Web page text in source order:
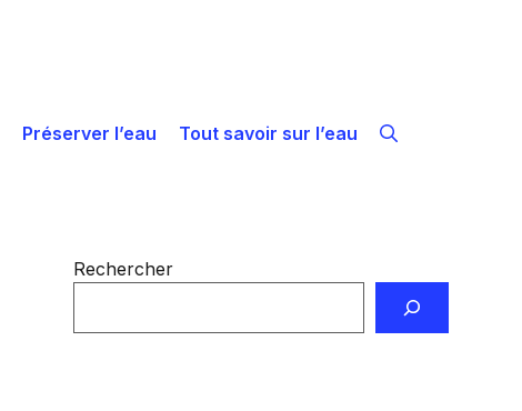
Préserver l’eau Tout savoir sur l’eau
Rechercher